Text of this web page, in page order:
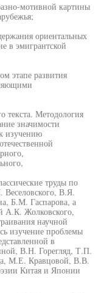
мотивной картины
ориентальных
в эмигрантской
этапе развития
текста. Методология
значимости
изучению
труды по
Веселовского, В.Я.
Б.М. Гаспарова, а
А.К. Жолковского,
научной
изучение проблемы
в
В.Н. Горегляд, Т.П.
М.Е. Кравцовой, В.В.
Китая и Японии